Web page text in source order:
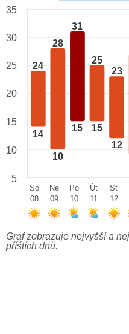
24
14
28
10
31
15
25
15
23
12
35
30
25
20
15
10
5
So
08
Ne
09
Po
10
Út
11
St
12
Graf zobrazuje nejvyšší a
příštích dnů.